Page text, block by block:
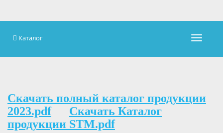
Каталог
Скачать полный каталог продукции
2023.pdf
Скачать Каталог
продукции STM.pdf